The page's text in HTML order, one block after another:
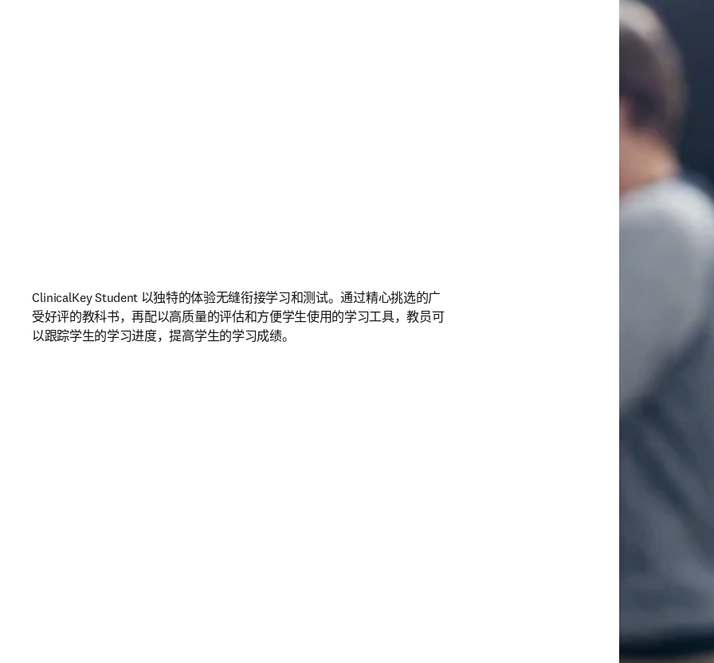
ClinicalKey Student 以独特的体验无缝衔接学习和测试。通过精心挑选的广
受好评的教科书，再配以高质量的评估和方便学生使用的学习工具，教员可
以跟踪学生的学习进度，提高学生的学习成绩。